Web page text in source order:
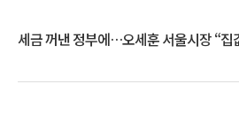
세금 꺼낸 정부에…오세훈 서울시장 “집